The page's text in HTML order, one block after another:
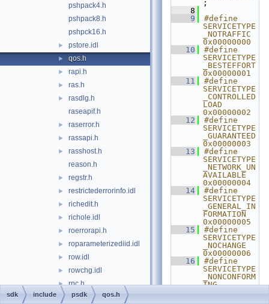
pshpack4.h
pshpack8.h
pshpck16.h
► pstore.idl
► qos.h
► rapi.h
► ras.h
►
rasdlg.h
raseapif.h
► raserror.h
► rassapi.h
►
rasshost.h
reason.h
► regstr.h
► restrictederrorinfo.idl
► richedit.h
► richole.idl
► roerrorapi.h
► roparameterizediid.idl
► row.idl
► rowchg.idl
► rpc.h
► rpcasync.h
;
    8
    9
#define
SERVICETYPE
_NOTRAFFIC
0x00000000
   10
#define
SERVICETYPE
_BESTEFFORT
0x00000001
   11
#define
SERVICETYPE
_CONTROLLED
LOAD
0x00000002
   12
#define
SERVICETYPE
_GUARANTEED
0x00000003
   13
#define
SERVICETYPE
_NETWORK_UN
AVAILABLE
0x00000004
   14
#define
SERVICETYPE
_GENERAL_IN
FORMATION
0x00000005
   15
#define
SERVICETYPE
_NOCHANGE
0x00000006
   16
#define
SERVICETYPE
_NONCONFORM
ING
sdk include psdk qos.h